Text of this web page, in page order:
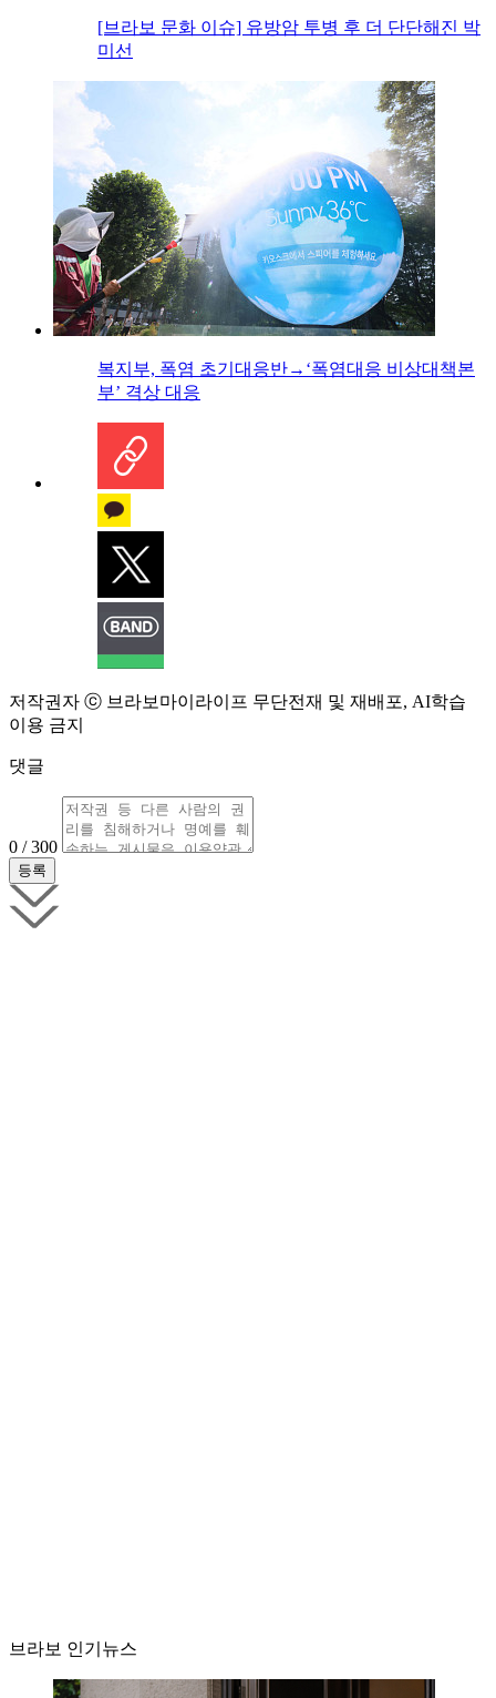
[브라보 문화 이슈] 유방암 투병 후 더 단단해진 박
미선
복지부, 폭염 초기대응반→‘폭염대응 비상대책본
부’ 격상 대응
저작권자 ⓒ 브라보마이라이프 무단전재 및 재배포, AI학습
이용 금지
댓글
0 / 300
브라보 인기뉴스